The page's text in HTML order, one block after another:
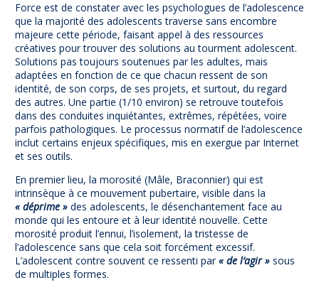
Force est de constater avec les psychologues de l’adolescence
que la majorité des adolescents traverse sans encombre
majeure cette période, faisant appel à des ressources
créatives pour trouver des solutions au tourment adolescent.
Solutions pas toujours soutenues par les adultes, mais
adaptées en fonction de ce que chacun ressent de son
identité, de son corps, de ses projets, et surtout, du regard
des autres. Une partie (1/10 environ) se retrouve toutefois
dans des conduites inquiétantes, extrêmes, répétées, voire
parfois pathologiques. Le processus normatif de l’adolescence
inclut certains enjeux spécifiques, mis en exergue par Internet
et ses outils.
En premier lieu, la morosité (Mâle, Braconnier) qui est
intrinsèque à ce mouvement pubertaire, visible dans la
« déprime » des adolescents, le désenchantement face au
monde qui les entoure et à leur identité nouvelle. Cette
morosité produit l’ennui, l’isolement, la tristesse de
l’adolescence sans que cela soit forcément excessif.
L’adolescent contre souvent ce ressenti par« de l’agir » sous
de multiples formes.